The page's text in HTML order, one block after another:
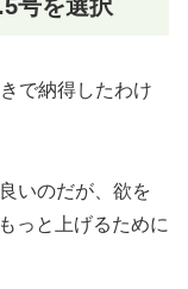
号を選択
で納得したわけ
いのだが、欲を
っと上げるために